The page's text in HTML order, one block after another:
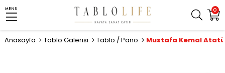
0
MENU
Anasayfa Tablo Galerisi Tablo / Pano